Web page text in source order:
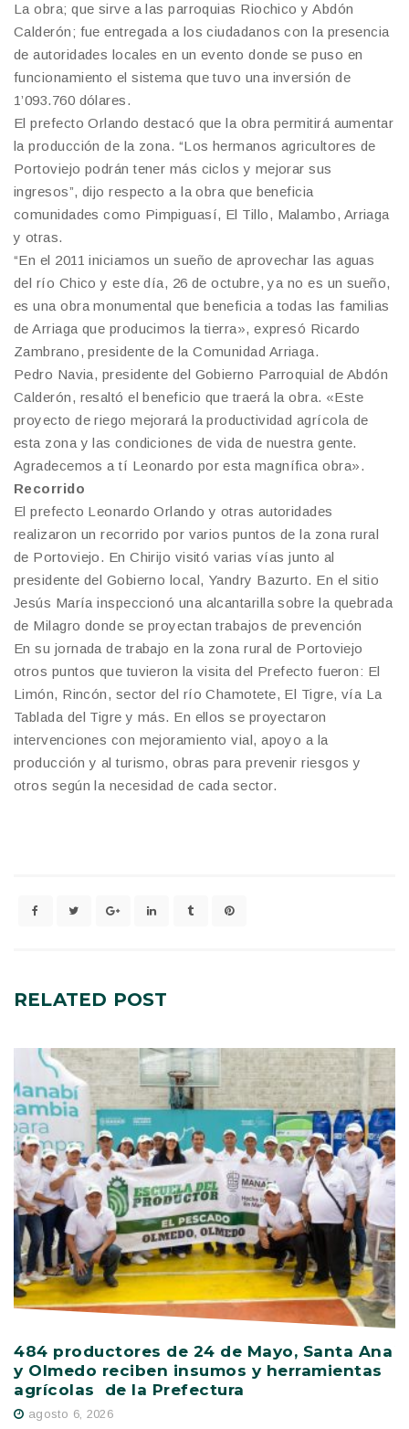
La obra; que sirve a las parroquias Riochico y Abdón
Calderón; fue entregada a los ciudadanos con la presencia
de autoridades locales en un evento donde se puso en
funcionamiento el sistema que tuvo una inversión de
1’093.760 dólares.
El prefecto Orlando destacó que la obra permitirá aumentar
la producción de la zona. “Los hermanos agricultores de
Portoviejo podrán tener más ciclos y mejorar sus
ingresos”, dijo respecto a la obra que beneficia
comunidades como Pimpiguasí, El Tillo, Malambo, Arriaga
y otras.
“En el 2011 iniciamos un sueño de aprovechar las aguas
del río Chico y este día, 26 de octubre, ya no es un sueño,
es una obra monumental que beneficia a todas las familias
de Arriaga que producimos la tierra», expresó Ricardo
Zambrano, presidente de la Comunidad Arriaga.
Pedro Navia, presidente del Gobierno Parroquial de Abdón
Calderón, resaltó el beneficio que traerá la obra. «Este
proyecto de riego mejorará la productividad agrícola de
esta zona y las condiciones de vida de nuestra gente.
Agradecemos a tí Leonardo por esta magnífica obra».
Recorrido
El prefecto Leonardo Orlando y otras autoridades
realizaron un recorrido por varios puntos de la zona rural
de Portoviejo. En Chirijo visitó varias vías junto al
presidente del Gobierno local, Yandry Bazurto. En el sitio
Jesús María inspeccionó una alcantarilla sobre la quebrada
de Milagro donde se proyectan trabajos de prevención
En su jornada de trabajo en la zona rural de Portoviejo
otros puntos que tuvieron la visita del Prefecto fueron: El
Limón, Rincón, sector del río Chamotete, El Tigre, vía La
Tablada del Tigre y más. En ellos se proyectaron
intervenciones con mejoramiento vial, apoyo a la
producción y al turismo, obras para prevenir riesgos y
otros según la necesidad de cada sector.
RELATED POST
484 productores de 24 de Mayo, Santa Ana
y Olmedo reciben insumos y herramientas
agrícolas de la Prefectura
agosto 6, 2026